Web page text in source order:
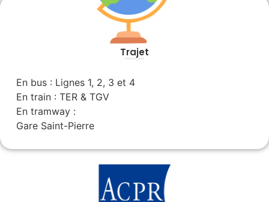
Trajet
En bus : Lignes 1, 2, 3 et 4
En train : TER & TGV
En tramway :
Gare Saint-Pierre